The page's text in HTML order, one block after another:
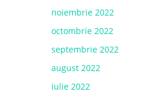
noiembrie 2022
octombrie 2022
septembrie 2022
august 2022
iulie 2022